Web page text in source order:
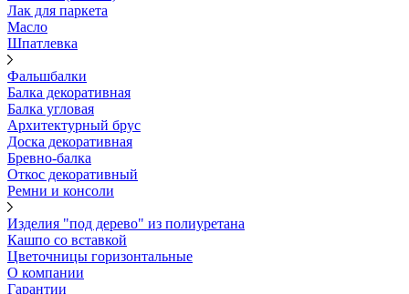
Лак для паркета
Масло
Шпатлевка
Фальшбалки
Балка декоративная
Балка угловая
Архитектурный брус
Доска декоративная
Бревно-балка
Откос декоративный
Ремни и консоли
Изделия "под дерево" из полиуретана
Кашпо со вставкой
Цветочницы горизонтальные
О компании
Гарантии